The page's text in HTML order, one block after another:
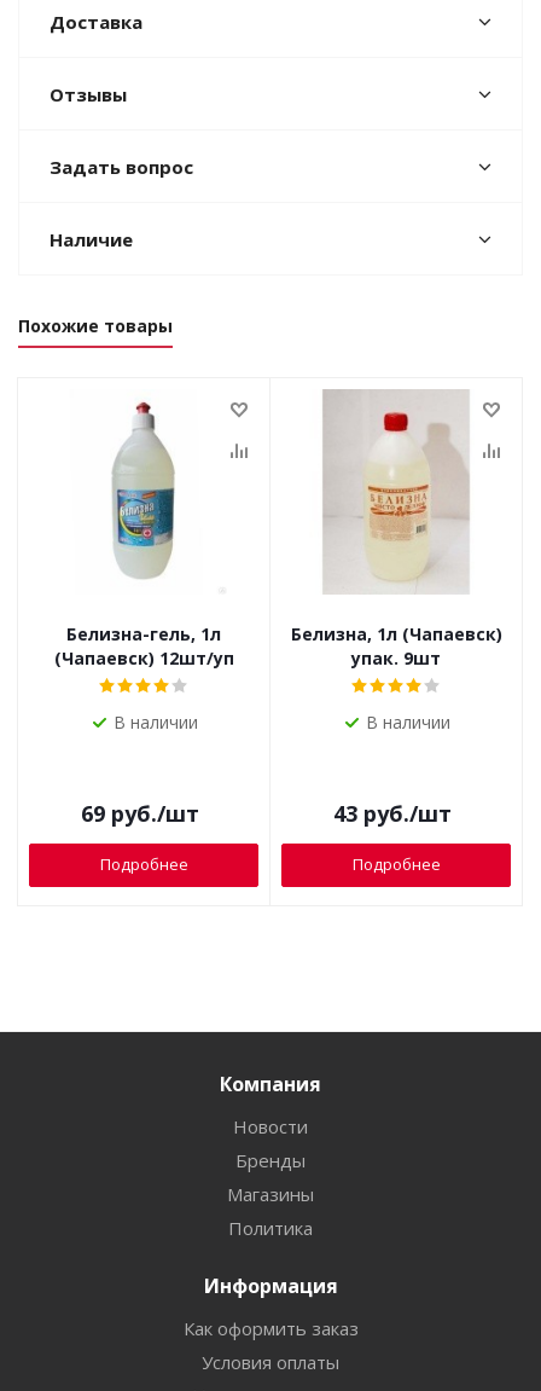
Доставка
Отзывы
Задать вопрос
Наличие
Похожие товары
Белизна-гель, 1л
(Чапаевск) 12шт/уп
В наличии
69руб./шт
Подробнее
Белизна, 1л (Чапаевск)
упак. 9шт
В наличии
43руб./шт
Подробнее
Компания
Новости
Бренды
Магазины
Политика
Информация
Как оформить заказ
Условия оплаты